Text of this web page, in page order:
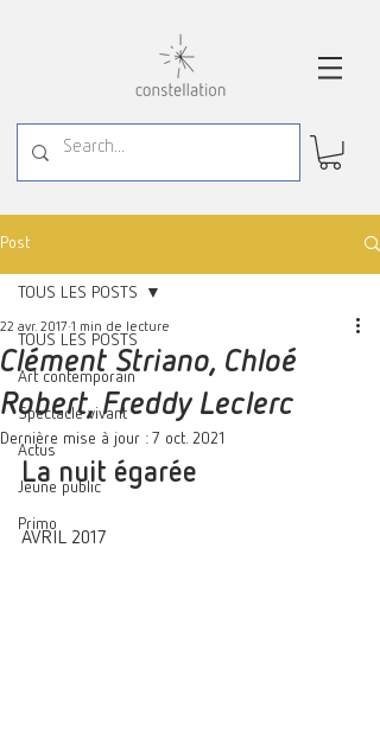
Post
TOUS LES POSTS
Art contemporain
Spectacle vivant
Actus
Jeune public
Primo
TOUS LES POSTS
Clément Striano, Chloé
Robert, Freddy Leclerc
22 avr. 2017 1 min de lecture
Dernière mise à jour : 7 oct. 2021
La nuit égarée
AVRIL 2017